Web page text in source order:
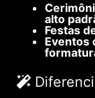
alto
Festas
Eventos